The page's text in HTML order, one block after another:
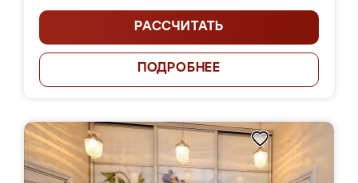
РАССЧИТАТЬ
ПОДРОБНЕЕ